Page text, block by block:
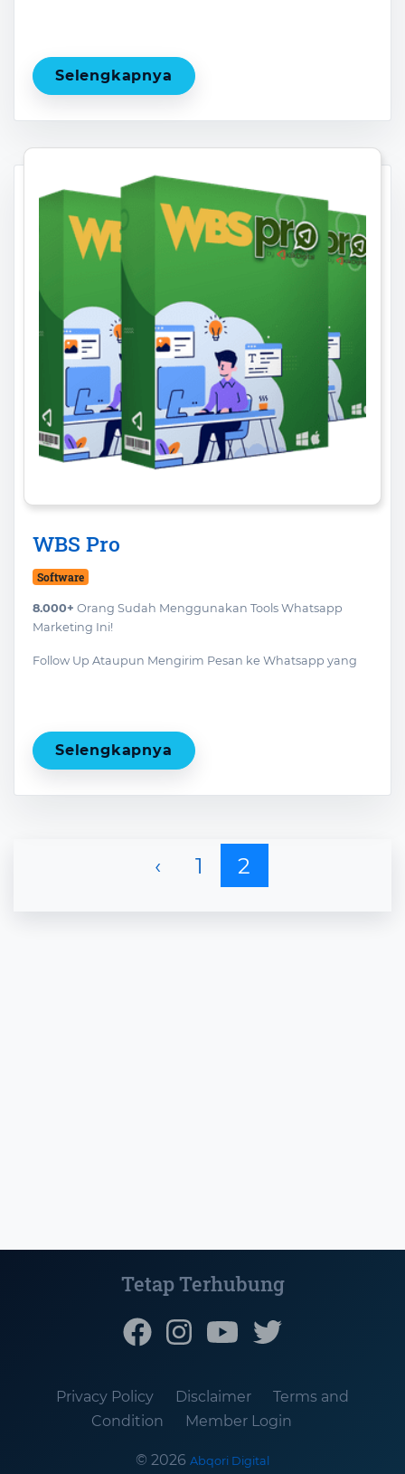
Selengkapnya
WBS Pro
Software
8.000+ Orang Sudah Menggunakan Tools Whatsapp
Marketing Ini!
Follow Up Ataupun Mengirim Pesan ke Whatsapp yang
Selengkapnya
‹ 1 2
Tetap Terhubung
Privacy Policy Disclaimer
Terms and
Condition
Member Login
© 2026 Abqori Digital